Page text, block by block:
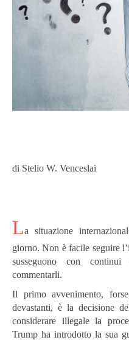
di Stelio W. Venceslai
La situazione
giorno. Non è facile seguire
susseguono con
commentarli.
Il primo avvenimento,
devastanti, è la decisione
considerare illegale la
Trump ha introdotto la sua